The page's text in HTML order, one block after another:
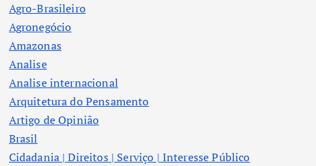
Agro-Brasileiro
Agronegócio
Amazonas
Analise
Analise internacional
Arquitetura do Pensamento
Artigo de Opinião
Brasil
Cidadania | Direitos | Serviço | Interesse Público